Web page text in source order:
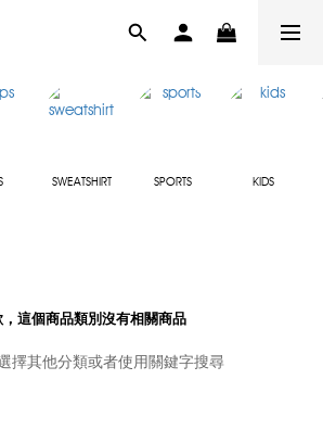
SWEATSHIRT SPORTS KIDS
，這個商品類別沒有相關商品
擇其他分類或者使用關鍵字搜尋